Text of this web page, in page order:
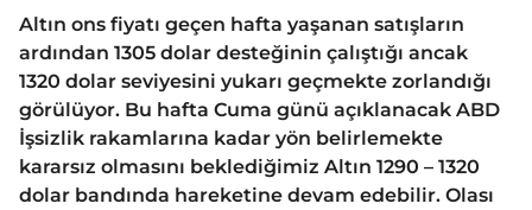
ı
l
a
g
o
a
g
o
Altın ons fiyatı geçen hafta yaşanan satışların
ardından 1305 dolar desteğinin çalıştığı ancak
1320 dolar seviyesini yukarı geçmekte zorlandığı
görülüyor. Bu hafta Cuma günü açıklanacak ABD
İşsizlik rakamlarına kadar yön belirlemekte
kararsız olmasını beklediğimiz Altın 1290 – 1320
dolar bandında hareketine devam edebilir. Olası